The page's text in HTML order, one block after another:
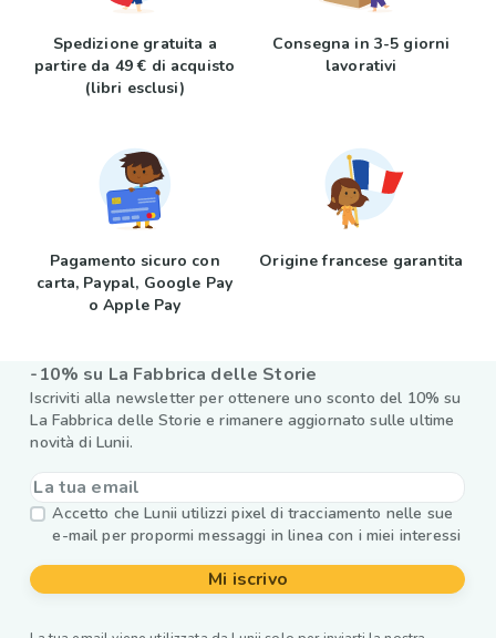
Spedizione gratuita a
partire da 49 € di acquisto
(libri esclusi)
Consegna in 3-5 giorni
lavorativi
Pagamento sicuro con
carta, Paypal, Google Pay
o Apple Pay
Origine francese garantita
-10% su La Fabbrica delle Storie
Iscriviti alla newsletter per ottenere uno sconto del 10% su
La Fabbrica delle Storie e rimanere aggiornato sulle ultime
novità di Lunii.
Accetto che Lunii utilizzi pixel di tracciamento nelle sue
e-mail per propormi messaggi in linea con i miei interessi
Mi iscrivo